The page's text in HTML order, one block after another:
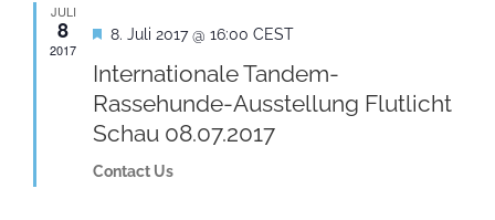
JULI
8
2017
Hervorgehoben
8. Juli 2017 @ 16:00 CEST
Internationale Tandem-
Rassehunde-Ausstellung Flutlicht
Schau 08.07.2017
Contact Us